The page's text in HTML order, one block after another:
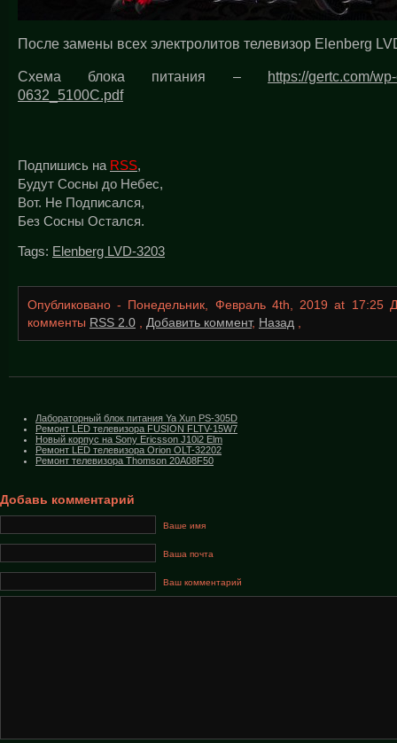
После замены всех электролитов телевизор Elenberg
Схема блока питания – https://gertc.com/
0632_5100C.pdf
Подпишись на RSS,
Будут Сосны до Небес,
Вот. Не Подписался,
Без Сосны Остался.
Tags: Elenberg LVD-3203
Опубликовано - Понедельник, Февраль 4th, 2019 at 17:25
комменты RSS 2.0 , Добавить коммент, Назад ,
Лабораторный блок питания Ya Xun PS-305D
Ремонт LED телевизора FUSION FLTV-15W7
Новый корпус на Sony Ericsson J10i2 Elm
Ремонт LED телевизора Orion OLT-32202
Ремонт телевизора Thomson 20A08F50
Добавь комментарий
Ваше имя
Ваша почта
Ваш комментарий